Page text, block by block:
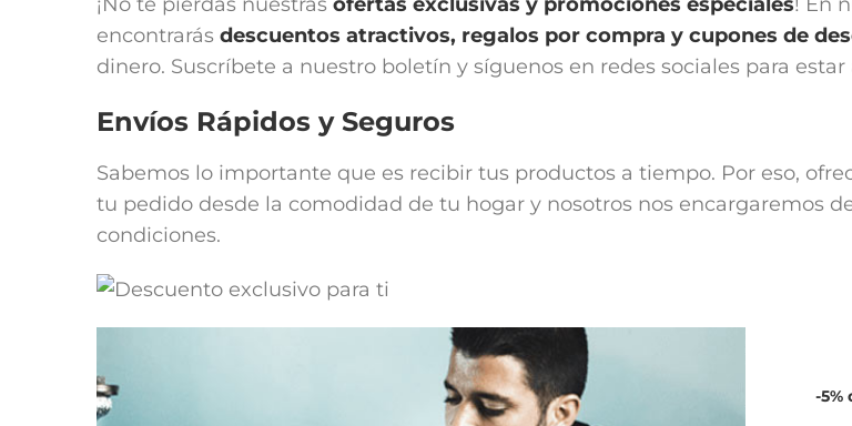
¡No te pierdas nuestras ofertas exclusivas y promociones especiales! En
encontrarás descuentos atractivos, regalos por compra y cupones de
dinero. Suscríbete a nuestro boletín y síguenos en redes sociales para
Envíos Rápidos y Seguros
Sabemos lo importante que es recibir tus productos a tiempo. Por eso,
tu pedido desde la comodidad de tu hogar y nosotros nos encargaremos
condiciones.
-5%